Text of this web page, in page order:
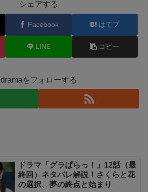
シェアする
Facebook はてブ
LINE コピー
dramaをフォローする
ドラマ「グラぱらっ！」12話（最
終回）ネタバレ解説！さくらと花
の選択、夢の終点と始まり